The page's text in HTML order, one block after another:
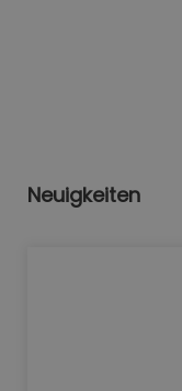
Neuigkeiten